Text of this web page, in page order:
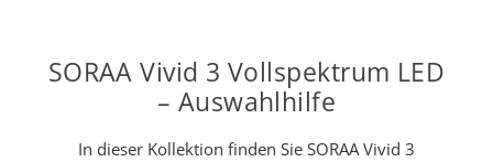
SORAA Vivid 3 Vollspektrum LED
– Auswahlhilfe
In dieser Kollektion finden Sie SORAA Vivid 3